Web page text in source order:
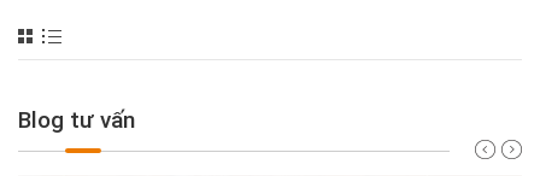
Blog tư vấn